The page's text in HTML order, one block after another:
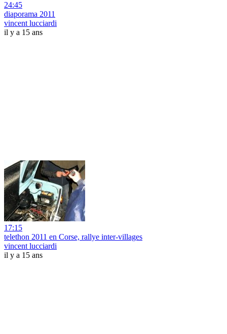
24:45
diaporama 2011
vincent lucciardi
il y a 15 ans
17:15
telethon 2011 en Corse, rallye inter-villages
vincent lucciardi
il y a 15 ans